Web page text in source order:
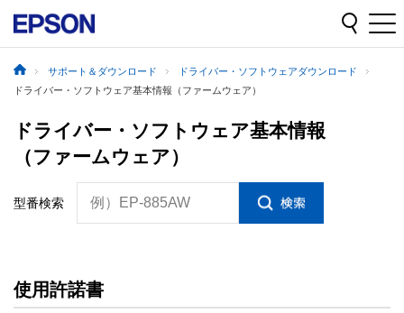
サポート＆ダウンロード
ドライバー・ソフトウェアダウンロード
ドライバー・ソフトウェア基本情報（ファームウェア）
ドライバー・ソフトウェア基本情報
（ファームウェア）
型番検索 例）EP-885AW
使用許諾書